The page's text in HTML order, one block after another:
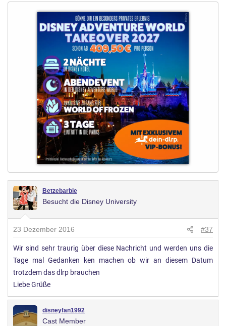
Betzebarbie
Besucht die Disney University
23 Dezember 2016 #37
Wir sind sehr traurig über diese Nachricht und werden uns die
Tage mal Gedanken ken machen ob wir an diesem Datum
trotzdem das dlrp brauchen
Liebe Grüße
disneyfan1992
Cast Member